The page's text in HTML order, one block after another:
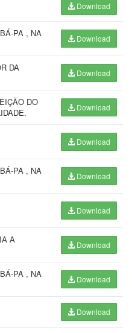
Download
PA , NA
Download
DA
Download
DO
Download
Download
PA , NA
Download
Download
A
Download
PA , NA
Download
Download